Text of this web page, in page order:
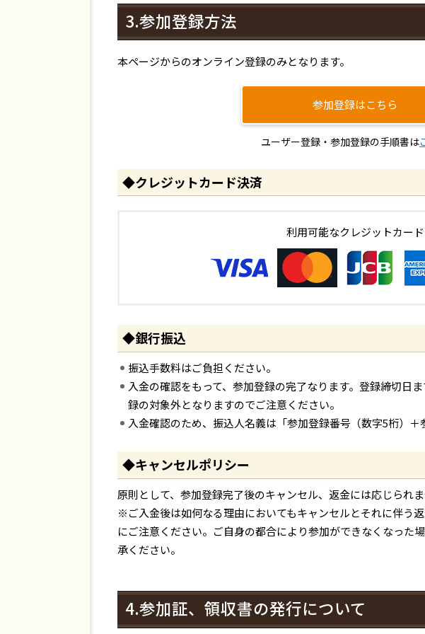
3.参加登録方法
本ページからのオンライン登録のみとなります。
参加登録はこちら
ユーザー登録・参加登録の手順書は
◆クレジットカード決済
利用可能なクレジットカード
◆銀行振込
振込手数料はご負担ください。
入金の確認をもって、参加登録の完了なります。登録締切日
録の対象外となりますのでご注意ください。
入金確認のため、振込人名義は「参加登録番号（数字5桁）
◆キャンセルポリシー
原則として、参加登録完了後のキャンセル、返金には応じられ
※ご入金後は如何なる理由においてもキャンセルとそれに伴う
にご注意ください。ご自身の都合により参加ができなくなった
承ください。
4.参加証、領収書の発行について